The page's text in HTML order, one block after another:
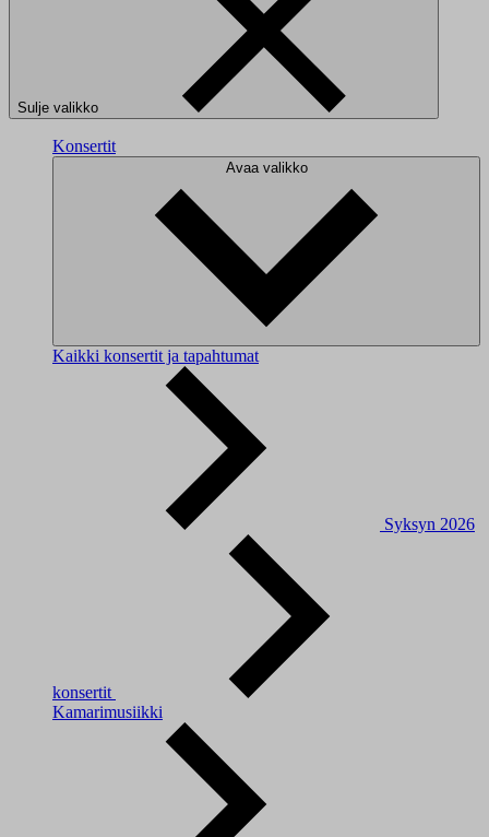
Sulje valikko
Konsertit
Avaa valikko
Kaikki konsertit ja tapahtumat
Syksyn 2026
konsertit
Kamarimusiikki